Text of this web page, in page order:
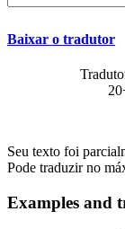
Baixar o tradutor
Seu texto foi
Pode traduzir no
Examples and